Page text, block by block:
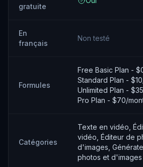
gratuite
En
français
Non testé
Formules
Free Basic Plan -
Standard Plan -
Unlimited Plan -
Pro Plan - $70/
Catégories
Texte en vidéo,
vidéo, Éditeur de
d'images,
photos et d'images